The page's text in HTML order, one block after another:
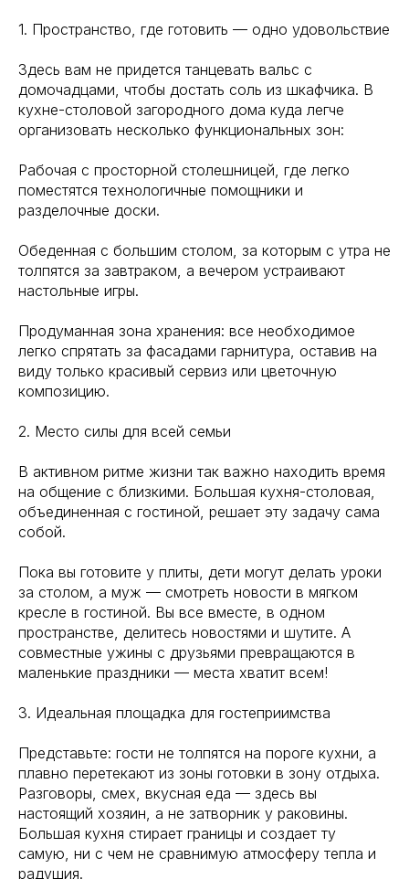
1. Пространство, где готовить — одно удовольствие
Здесь вам не придется танцевать вальс с
домочадцами, чтобы достать соль из шкафчика. В
кухне-столовой загородного дома куда легче
организовать несколько функциональных зон:
Рабочая с просторной столешницей, где легко
поместятся технологичные помощники и
разделочные доски.
Обеденная с большим столом, за которым с утра не
толпятся за завтраком, а вечером устраивают
настольные игры.
Продуманная зона хранения: все необходимое
легко спрятать за фасадами гарнитура, оставив на
виду только красивый сервиз или цветочную
композицию.
2. Место силы для всей семьи
В активном ритме жизни так важно находить время
на общение с близкими. Большая кухня-столовая,
объединенная с гостиной, решает эту задачу сама
собой.
Пока вы готовите у плиты, дети могут делать уроки
за столом, а муж — смотреть новости в мягком
кресле в гостиной. Вы все вместе, в одном
пространстве, делитесь новостями и шутите. А
совместные ужины с друзьями превращаются в
маленькие праздники — места хватит всем!
3. Идеальная площадка для гостеприимства
Представьте: гости не толпятся на пороге кухни, а
плавно перетекают из зоны готовки в зону отдыха.
Разговоры, смех, вкусная еда — здесь вы
настоящий хозяин, а не затворник у раковины.
Большая кухня стирает границы и создает ту
самую, ни с чем не сравнимую атмосферу тепла и
радушия.